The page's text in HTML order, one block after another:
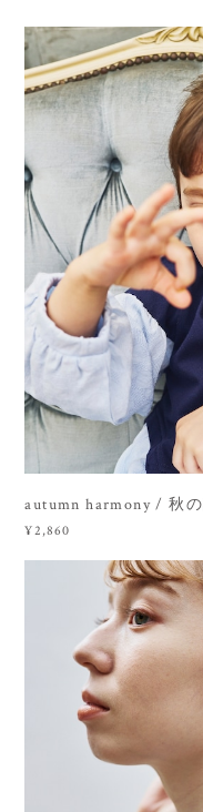
autumn harmony / 秋
¥2,860